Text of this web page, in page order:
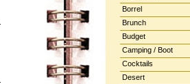
Borrel
Brunch
Budget
Camping / Boot
Cocktails
Desert